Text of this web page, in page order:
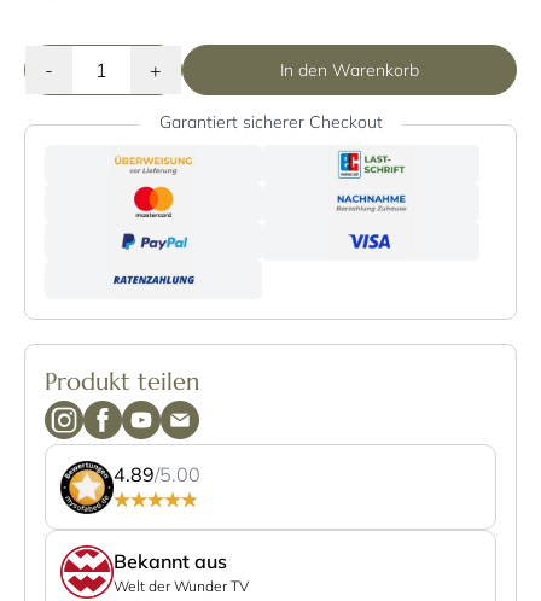
- + In den Warenkorb
Garantiert sicherer Checkout
Produkt teilen
4.89/5.00
Bekannt aus
Welt der Wunder TV